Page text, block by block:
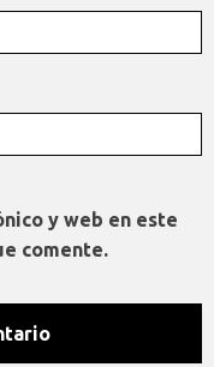
y web en este
comente.